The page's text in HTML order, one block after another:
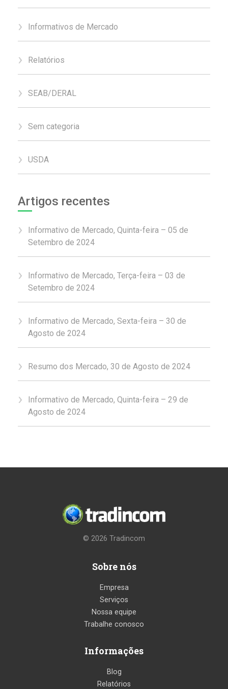
Informativos de Mercado
Relatórios
SEAB/DERAL
Sem categoria
USDA
Artigos recentes
Informativo de Mercado, Quinta-feira – 05 de
Setembro de 2024
Informativo de Mercado, Terça-feira – 03 de
Setembro de 2024
Informativo de Mercado, Sexta-feira – 30 de
Agosto de 2024
Resumo dos Mercado, 30 de Agosto de 2024
Informativo de Mercado, Quinta-feira – 29 de
Agosto de 2024
© 2026 Tradincom
Sobre nós
Empresa
Serviços
Nossa equipe
Trabalhe conosco
Informações
Blog
Relatórios